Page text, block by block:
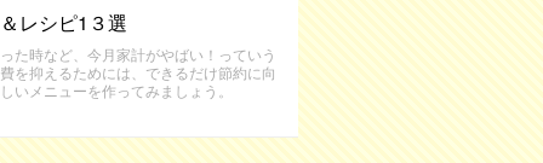
レシピ1３選
た時など、今月家計がやばい！っていう
を抑えるためには、できるだけ節約に向
メニューを作ってみましょう。